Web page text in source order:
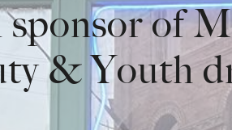
sponsor of
& Youth